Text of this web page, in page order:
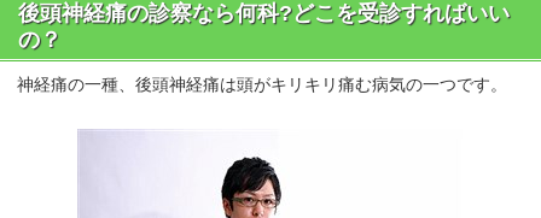
後頭神経痛の診察なら何科?どこを受診すればいい
の？
神経痛の一種、後頭神経痛は頭がキリキリ痛む病気の一つです。